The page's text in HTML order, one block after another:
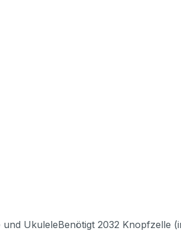
UkuleleBenötigt 2032 Knopfzelle